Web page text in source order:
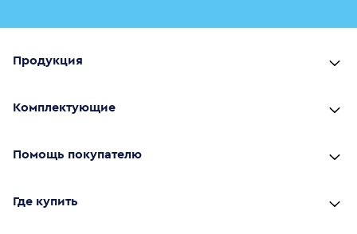
Продукция
Комплектующие
Помощь покупателю
Где купить